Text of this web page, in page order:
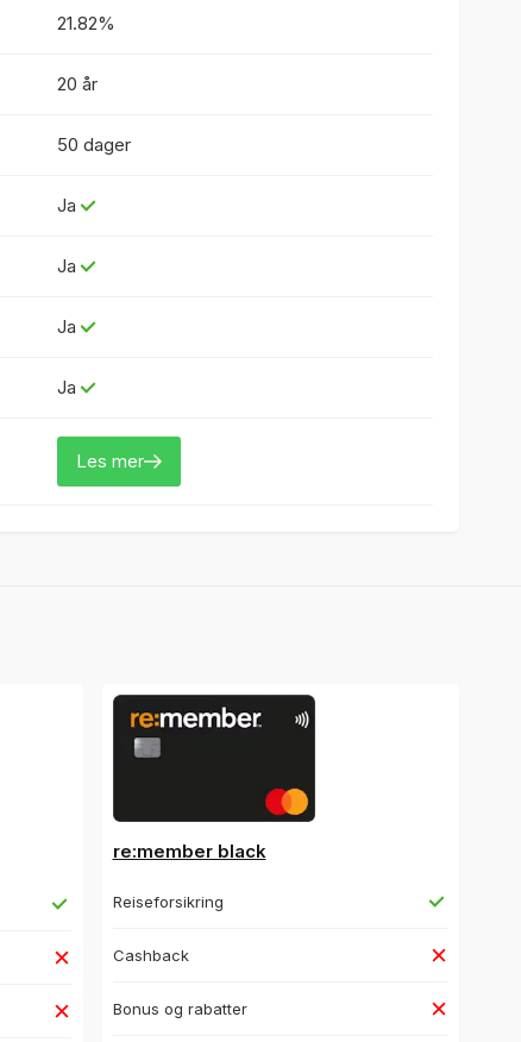
21.82%
20 år
50 dager
Ja
Ja
Ja
Ja
Les mer
re:member black
Reiseforsikring
Cashback
Bonus og rabatter